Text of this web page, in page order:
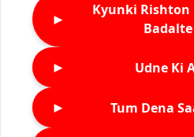
►
Kyunki Rishton
► Udne Ki
► Tum Dena